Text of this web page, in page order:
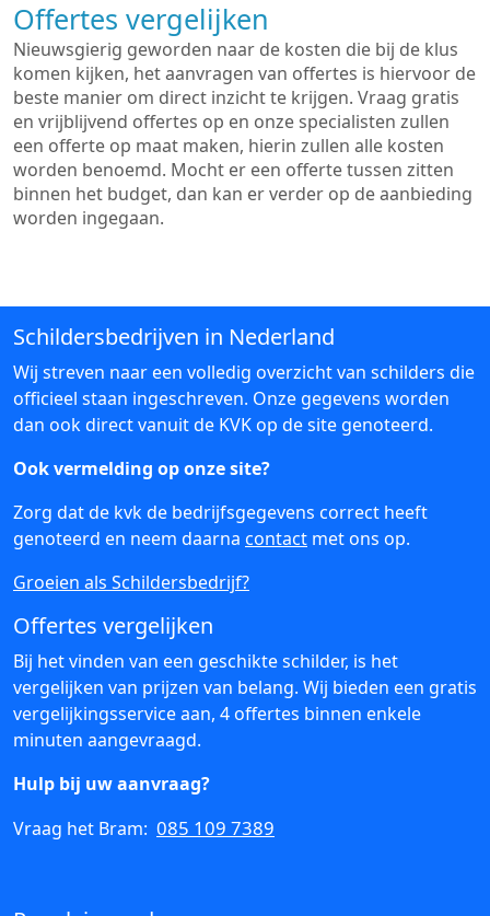
Offertes vergelijken
Nieuwsgierig geworden naar de kosten die bij de klus
komen kijken, het aanvragen van offertes is hiervoor de
beste manier om direct inzicht te krijgen. Vraag gratis
en vrijblijvend offertes op en onze specialisten zullen
een offerte op maat maken, hierin zullen alle kosten
worden benoemd. Mocht er een offerte tussen zitten
binnen het budget, dan kan er verder op de aanbieding
worden ingegaan.
Schildersbedrijven in Nederland
Wij streven naar een volledig overzicht van schilders die
officieel staan ingeschreven. Onze gegevens worden
dan ook direct vanuit de KVK op de site genoteerd.
Ook vermelding op onze site?
Zorg dat de kvk de bedrijfsgegevens correct heeft
genoteerd en neem daarna contact met ons op.
Groeien als Schildersbedrijf?
Offertes vergelijken
Bij het vinden van een geschikte schilder, is het
vergelijken van prijzen van belang. Wij bieden een gratis
vergelijkingsservice aan, 4 offertes binnen enkele
minuten aangevraagd.
Hulp bij uw aanvraag?
Vraag het Bram: 085 109 7389